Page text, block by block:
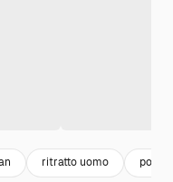
ritratto uomo